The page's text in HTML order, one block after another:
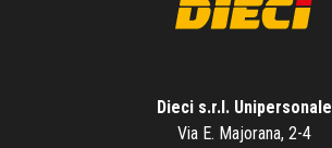
Dieci s.r.l. Unipersonale
Via E. Majorana, 2-4